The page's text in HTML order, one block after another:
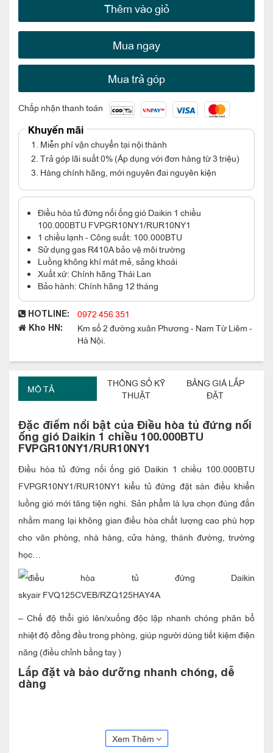
Thêm vào giỏ
Mua ngay
Mua trả góp
Chấp nhận thanh toán
Khuyến mãi
1. Miễn phí vận chuyển tại nội thành
2. Trả góp lãi suất 0% (Áp dụng với đơn hàng từ 3 triệu)
3. Hàng chính hãng, mới nguyên đai nguyên kiện
Điều hòa tủ đứng nối ống gió Daikin 1 chiều
100.000BTU FVPGR10NY1/RUR10NY1
1 chiều lạnh - Công suất: 100.000BTU
Sử dụng gas R410A bảo vệ môi trường
Luồng không khí mát mẻ, sảng khoái
Xuất xứ: Chính hãng Thái Lan
Bảo hành: Chính hãng 12 tháng
HOTLINE: 0972 456 351
Kho HN:
Km số 2 đường xuân Phương - Nam Từ Liêm -
Hà Nội.
MÔ TẢ
THÔNG SỐ KỸ
THUẬT
BẢNG GIÁ LẮP
ĐẶT
Đặc điểm nổi bật của Điều hòa tủ đứng nối
ống gió Daikin 1 chiều 100.000BTU
FVPGR10NY1/RUR10NY1
Điều hòa tủ đứng nối ống gió Daikin 1 chiều 100.000BTU
FVPGR10NY1/RUR10NY1 kiểu tủ đứng đặt sàn điều khiển
luồng gió mới tăng tiện nghi. Sản phẩm là lựa chọn đúng đắn
nhằm mang lại không gian điều hòa chất lượng cao phù hợp
cho văn phòng, nhà hàng, cửa hàng, thánh đường, trường
học…
– Chế độ thổi gió lên/xuống độc lập nhanh chóng phân bổ
nhiệt độ đồng đều trong phòng, giúp người dùng tiết kiệm điện
năng (điều chỉnh bằng tay )
Lắp đặt và bảo dưỡng nhanh chóng, dễ
dàng
chuyển và lắp đặt dàn lạnhXem Thêm